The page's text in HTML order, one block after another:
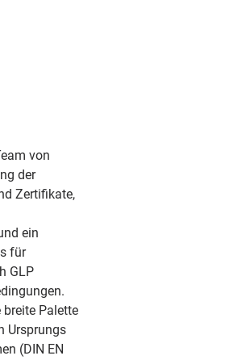
von
der
Zertifikate,
ein
für
GLP
Palette
Ursprungs
(DIN EN